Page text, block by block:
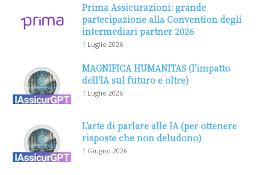
Prima Assicurazioni: grande
partecipazione alla Convention degli
intermediari partner 2026
1 Luglio 2026
MAGNIFICA HUMANITAS (l’impatto
dell’IA sul futuro e oltre)
1 Luglio 2026
L’arte di parlare alle IA (per ottenere
risposte che non deludono)
1 Giugno 2026